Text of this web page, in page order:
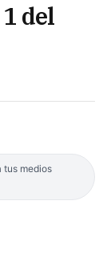
del
tus medios